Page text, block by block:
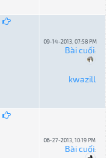
09-14-2013, 07:58 PM
Bài cuối:
kwazill
06-27-2013, 10:19 PM
Bài cuối: